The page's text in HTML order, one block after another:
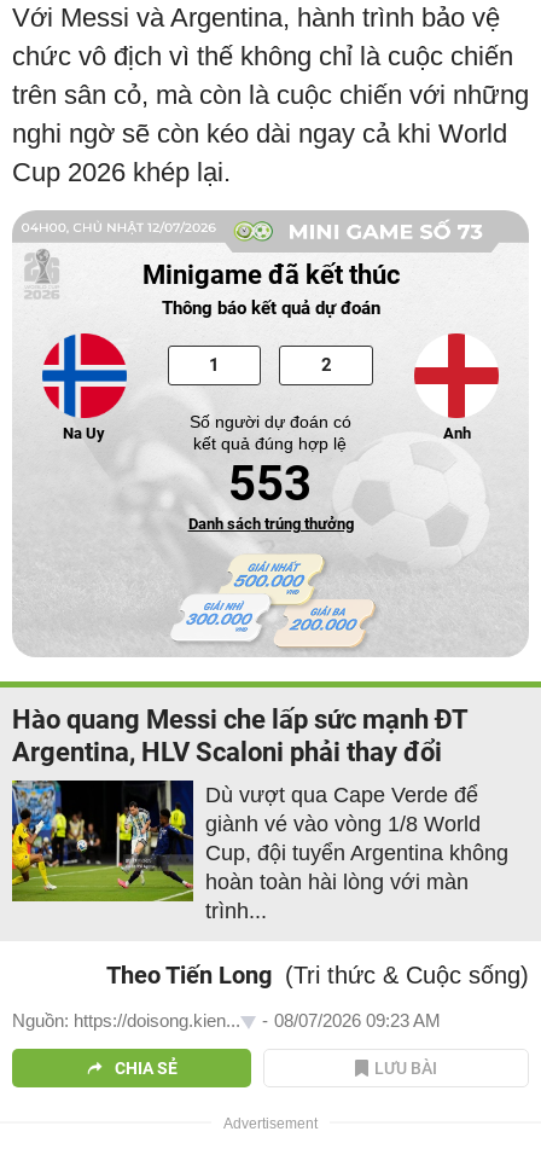
Với Messi và Argentina, hành trình bảo vệ
chức vô địch vì thế không chỉ là cuộc chiến
trên sân cỏ, mà còn là cuộc chiến với những
nghi ngờ sẽ còn kéo dài ngay cả khi World
Cup 2026 khép lại.
Minigame đã kết thúc
Thông báo kết quả dự đoán
Na Uy Anh
Số người dự đoán có
kết quả đúng hợp lệ
553
Danh sách trúng thưởng
Hào quang Messi che lấp sức mạnh ĐT
Argentina, HLV Scaloni phải thay đổi
Dù vượt qua Cape Verde để
giành vé vào vòng 1/8 World
Cup, đội tuyển Argentina không
hoàn toàn hài lòng với màn
trình...
Theo Tiến Long (Tri thức & Cuộc sống)
Nguồn: https://doisong.kien... - 08/07/2026 09:23 AM
CHIA SẺ LƯU BÀI